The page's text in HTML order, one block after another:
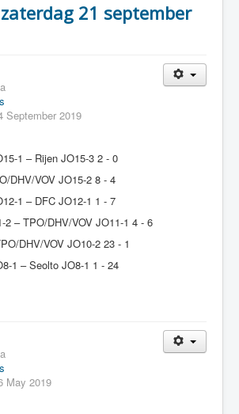
21 september
September 2019
1 – Rijen JO15-3 2 - 0
DHV/VOV JO15-2 8 - 4
1 – DFC JO12-1 1 - 7
2 – TPO/DHV/VOV JO11-1 4 - 6
DHV/VOV JO10-2 23 - 1
1 – Seolto JO8-1 1 - 24
May 2019